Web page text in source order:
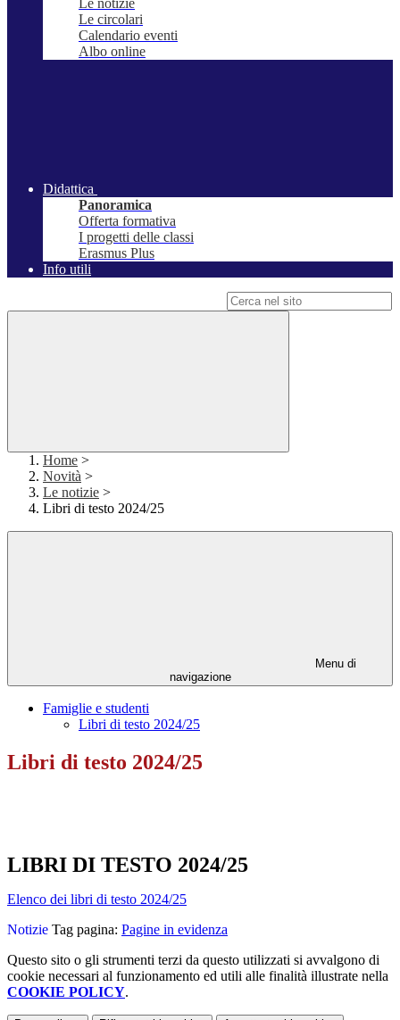
Le notizie
Le circolari
Calendario eventi
Albo online
Didattica
Panoramica
Offerta formativa
I progetti delle classi
Erasmus Plus
Info utili
Home >
Novità >
Le notizie >
Libri di testo 2024/25
Menu di
navigazione
Famiglie e studenti
Libri di testo 2024/25
Libri di testo 2024/25
LIBRI DI TESTO 2024/25
Elenco dei libri di testo 2024/25
Notizie Tag pagina: Pagine in evidenza
Questo sito o gli strumenti terzi da questo utilizzati si avvalgono di
cookie necessari al funzionamento ed utili alle finalità illustrate nella
COOKIE POLICY.